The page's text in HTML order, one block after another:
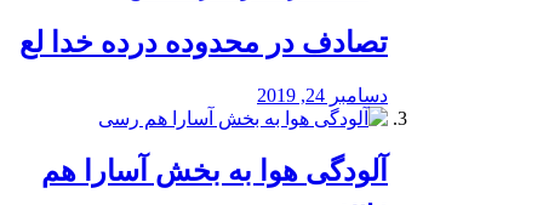
تصادف در محدوده درده خدا لع
دسامبر 24, 2019
آلودگی هوا به بخش آسارا هم